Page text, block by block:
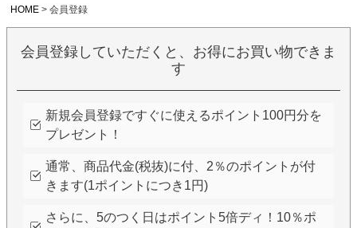
HOME 会員登録
会員登録していただくと、お得にお買い物できま
す
新規会員登録ですぐに使えるポイント100円分を
プレゼント！
通常、商品代金(税抜)に付、2％のポイントが付
きます(1ポイントにつき1円)
さらに、5のつく日はポイント5倍ディ！10％ポ